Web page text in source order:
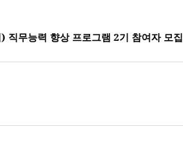
직무능력 향상 프로그램 2기 참여자 모집